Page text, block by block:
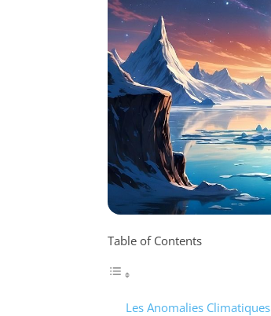
Table of Contents
Les Anomalies